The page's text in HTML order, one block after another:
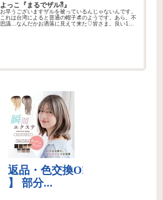
よっこ『まるでザル⁈』
お早うございますザルを被っているんじゃないんです。
これは台湾によると普通の帽子👒のようです。あら。不
思議…なんだかお洒落に見えて来た♡皆さま。良い1日